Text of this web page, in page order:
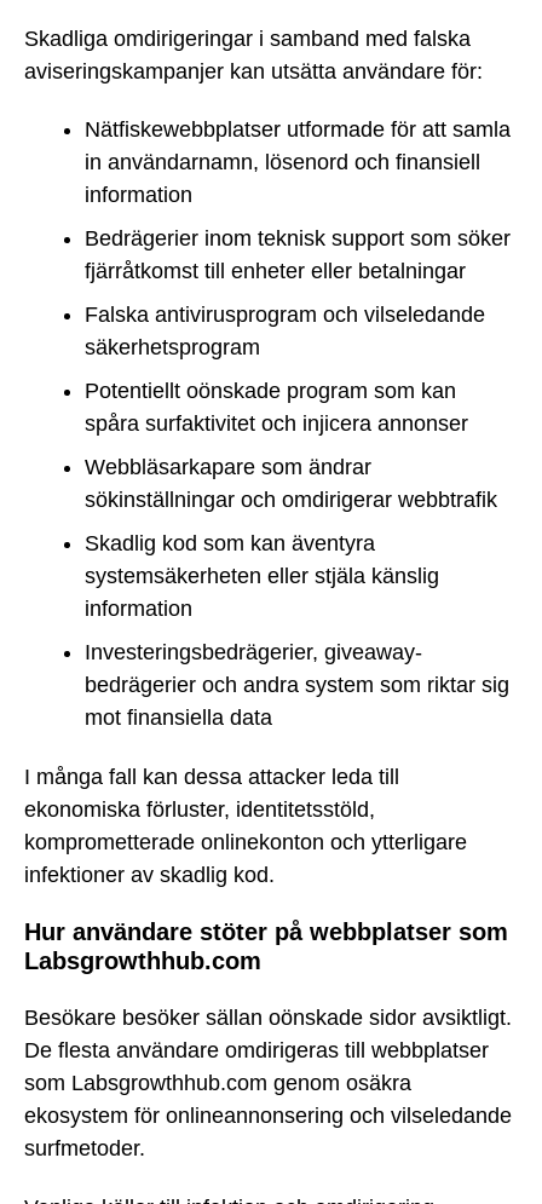
Skadliga omdirigeringar i samband med falska
aviseringskampanjer kan utsätta användare för:
Nätfiskewebbplatser utformade för att samla
in användarnamn, lösenord och finansiell
information
Bedrägerier inom teknisk support som söker
fjärråtkomst till enheter eller betalningar
Falska antivirusprogram och vilseledande
säkerhetsprogram
Potentiellt oönskade program som kan
spåra surfaktivitet och injicera annonser
Webbläsarkapare som ändrar
sökinställningar och omdirigerar webbtrafik
Skadlig kod som kan äventyra
systemsäkerheten eller stjäla känslig
information
Investeringsbedrägerier, giveaway-
bedrägerier och andra system som riktar sig
mot finansiella data
I många fall kan dessa attacker leda till
ekonomiska förluster, identitetsstöld,
komprometterade onlinekonton och ytterligare
infektioner av skadlig kod.
Hur användare stöter på webbplatser som
Labsgrowthhub.com
Besökare besöker sällan oönskade sidor avsiktligt.
De flesta användare omdirigeras till webbplatser
som Labsgrowthhub.com genom osäkra
ekosystem för onlineannonsering och vilseledande
surfmetoder.